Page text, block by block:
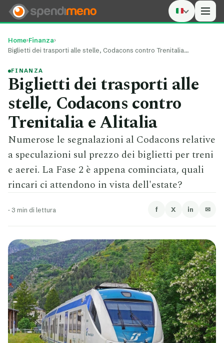
Home›Finanza›
Biglietti dei trasporti alle stelle, Codacons contro Trenitalia…
FINANZA
Biglietti dei trasporti alle
stelle, Codacons contro
Trenitalia e Alitalia
Numerose le segnalazioni al Codacons relative
a speculazioni sul prezzo dei biglietti per treni
e aerei. La Fase 2 è appena cominciata, quali
rincari ci attendono in vista dell'estate?
· 3 min di lettura f X in ✉